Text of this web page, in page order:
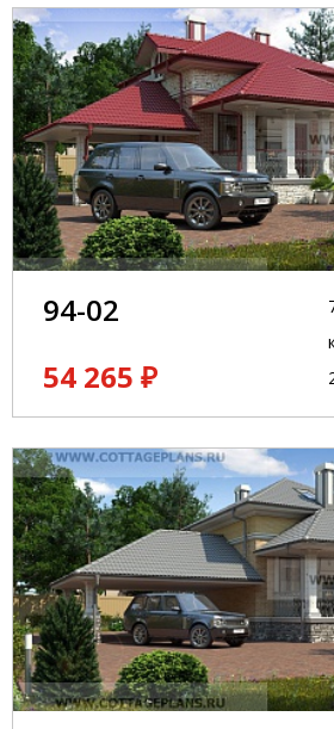
94-02
54 265 ₽